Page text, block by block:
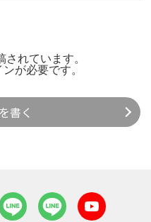
れています。
ンが必要です。
書く